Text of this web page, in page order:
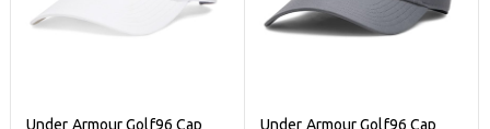
Under Armour Golf96 Cap
Under Armour Golf96 Cap